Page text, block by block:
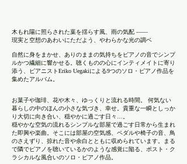
木もれ陽に照らされた葉を揺らす風、雨の気配 ――
現実と空想のあわいにただよう、やわらかな光の調ベ
自然に身をまかせ、ありのままの気持ちをピアノの音でシンプ
ルかつ繊細に響かせる。聴くものの心にインティメイトに寄り
添う、ピアニストEriko Uegakiによる9つのソロ・ピアノ作品を
集めたアルバム。
お菓子や珈琲、花や木々、ゆっくりと流れる時間。 何気ない
暮らしの中のほんの小さな気づき、幸せ。貴重な一瞬としっか
り大切に向き合い、穏やかに過ごす日々…。
穏やかな空気の流れるシンプルな部屋で過ごす日常から生まれ
た即興や楽曲。そこには部屋の空気感、ペダルや椅子の音、鳥
のさえずり、掠れた音や余白とともに収められています。まる
で隣でピアノを聴いているかのような感覚に陥る、ポスト・ク
ラシカルな風合いのソロ・ピアノ作品。